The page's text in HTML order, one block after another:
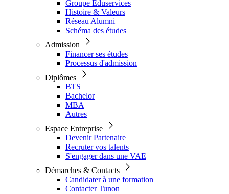
Groupe Eduservices
Histoire & Valeurs
Réseau Alumni
Schéma des études
Admission
Financer ses études
Processus d'admission
Diplômes
BTS
Bachelor
MBA
Autres
Espace Entreprise
Devenir Partenaire
Recruter vos talents
S'engager dans une VAE
Démarches & Contacts
Candidater à une formation
Contacter Tunon